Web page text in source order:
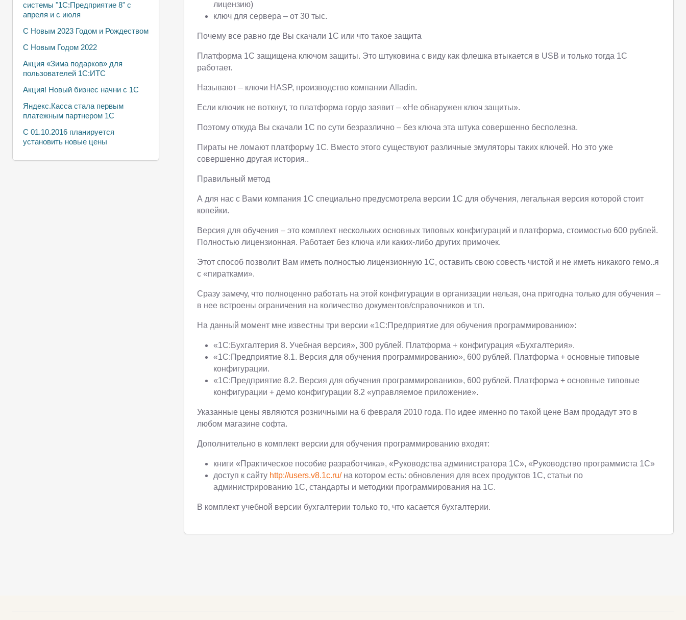
системы "1С:Предприятие 8" с
апреля и с июля
С Новым 2023 Годом и Рождеством
С Новым Годом 2022
Акция «Зима подарков» для
пользователей 1С:ИТС
Акция! Новый бизнес начни с 1С
Яндекс.Касса стала первым
платежным партнером 1С
С 01.10.2016 планируется
установить новые цены
лицензию)
ключ для сервера – от 30 тыс.
Почему все равно где Вы скачали 1С или что такое защита
Платформа 1С защищена ключом защиты. Это штуковина с виду как флешка втыкается в USB и только тогда 1С
работает.
Называют – ключи HASP, производство компании Alladin.
Если ключик не воткнут, то платформа гордо заявит – «Не обнаружен ключ защиты».
Поэтому откуда Вы скачали 1С по сути безразлично – без ключа эта штука совершенно бесполезна.
Пираты не ломают платформу 1С. Вместо этого существуют различные эмуляторы таких ключей. Но это уже
совершенно другая история..
Правильный метод
А для нас с Вами компания 1С специально предусмотрела версии 1С для обучения, легальная версия которой стоит
копейки.
Версия для обучения – это комплект нескольких основных типовых конфигураций и платформа, стоимостью 600 рублей.
Полностью лицензионная. Работает без ключа или каких-либо других примочек.
Этот способ позволит Вам иметь полностью лицензионную 1С, оставить свою совесть чистой и не иметь никакого гемо..я
с «пиратками».
Сразу замечу, что полноценно работать на этой конфигурации в организации нельзя, она пригодна только для обучения –
в нее встроены ограничения на количество документов/справочников и т.п.
На данный момент мне известны три версии «1С:Предприятие для обучения программированию»:
«1С:Бухгалтерия 8. Учебная версия», 300 рублей. Платформа + конфигурация «Бухгалтерия».
«1С:Предприятие 8.1. Версия для обучения программированию», 600 рублей. Платформа + основные типовые
конфигурации.
«1С:Предприятие 8.2. Версия для обучения программированию», 600 рублей. Платформа + основные типовые
конфигурации + демо конфигурации 8.2 «управляемое приложение».
Указанные цены являются розничными на 6 февраля 2010 года. По идее именно по такой цене Вам продадут это в
любом магазине софта.
Дополнительно в комплект версии для обучения программированию входят:
книги «Практическое пособие разработчика», «Руководства администратора 1С», «Руководство программиста 1С»
доступ к сайту http://users.v8.1c.ru/ на котором есть: обновления для всех продуктов 1С, статьи по
администрированию 1С, стандарты и методики программирования на 1С.
В комплект учебной версии бухгалтерии только то, что касается бухгалтерии.